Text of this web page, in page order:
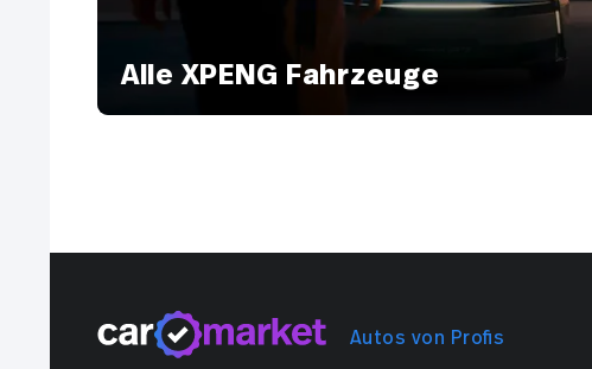
Alle XPENG Fahrzeuge
Autos von Profis